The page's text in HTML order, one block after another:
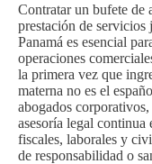
Contratar un bufete de
prestación de servicios
Panamá es esencial
operaciones
la primera vez que
materna no es el
abogados corporativos,
asesoría legal continua
fiscales, laborales y
de responsabilidad o